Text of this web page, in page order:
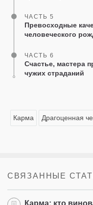
ЧАСТЬ 5
Превосходные
человеческого
ЧАСТЬ 6
Счастье, мастера
чужих страданий
Карма Драгоценная
СВЯЗАННЫЕ
Карма: кто